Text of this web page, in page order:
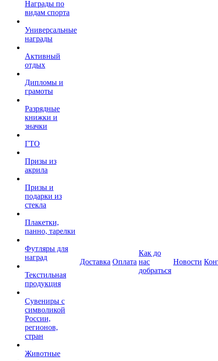
Награды по
видам спорта
Универсальные
награды
Активный
отдых
Дипломы и
грамоты
Разрядные
книжки и
значки
ГТО
Призы из
акрила
Призы и
подарки из
стекла
Плакетки,
панно, тарелки
Футляры для
наград
Текстильная
продукция
Сувениры с
символикой
России,
регионов,
стран
Животные
Доставка Оплата
Как до
нас
добраться
Новости